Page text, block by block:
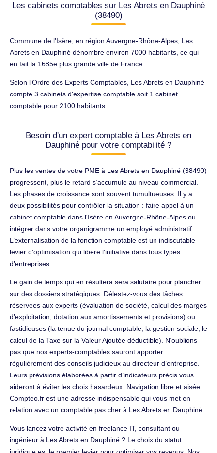
Les cabinets comptables sur Les Abrets en Dauphiné
(38490)
Commune de l'Isère, en région Auvergne-Rhône-Alpes, Les
Abrets en Dauphiné dénombre environ 7000 habitants, ce qui
en fait la 1685e plus grande ville de France.
Selon l'Ordre des Experts Comptables, Les Abrets en Dauphiné
compte 3 cabinets d'expertise comptable soit 1 cabinet
comptable pour 2100 habitants.
Besoin d'un expert comptable à Les Abrets en
Dauphiné pour votre comptabilité ?
Plus les ventes de votre PME à Les Abrets en Dauphiné (38490)
progressent, plus le retard s’accumule au niveau commercial.
Les phases de croissance sont souvent tumultueuses. Il y a
deux possibilités pour contrôler la situation : faire appel à un
cabinet comptable dans l'Isère en Auvergne-Rhône-Alpes ou
intégrer dans votre organigramme un employé administratif.
L’externalisation de la fonction comptable est un indiscutable
levier d’optimisation qui libère l’initiative dans tous types
d’entreprises.
Le gain de temps qui en résultera sera salutaire pour plancher
sur des dossiers stratégiques. Délestez-vous des tâches
réservées aux experts (évaluation de société, calcul des marges
d’exploitation, dotation aux amortissements et provisions) ou
fastidieuses (la tenue du journal comptable, la gestion sociale, le
calcul de la Taxe sur la Valeur Ajoutée déductible). N’oublions
pas que nos experts-comptables sauront apporter
régulièrement des conseils judicieux au directeur d’entreprise.
Leurs prévisions élaborées à partir d’indicateurs précis vous
aideront à éviter les choix hasardeux. Navigation libre et aisée…
Compteo.fr est une adresse indispensable qui vous met en
relation avec un comptable pas cher à Les Abrets en Dauphiné.
Vous lancez votre activité en freelance IT, consultant ou
ingénieur à Les Abrets en Dauphiné ? Le choix du statut
juridique est le premier levier pour optimiser vos revenus. Nos